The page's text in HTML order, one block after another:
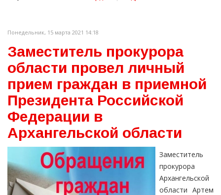
Понедельник, 15 марта 2021 14:18
Заместитель прокурора
области провел личный
прием граждан в приемной
Президента Российской
Федерации в
Архангельской области
Заместитель
прокурора
Архангельской
области Артем